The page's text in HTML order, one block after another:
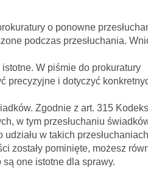
o ponowne
podczas przesłuchania.
W piśmie do prokuratury
precyzyjne i dotyczyć
Zgodnie z art. 315
w tym przesłuchaniu
w takich
zostały pominięte, możesz
one istotne dla sprawy.